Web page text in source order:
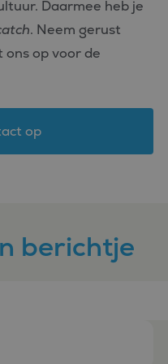
Daarmee heb je
. Neem gerust
op voor de
op
berichtje
correct te
Sessie
Cookie
doeleinden
wordt
kan
voor de site,